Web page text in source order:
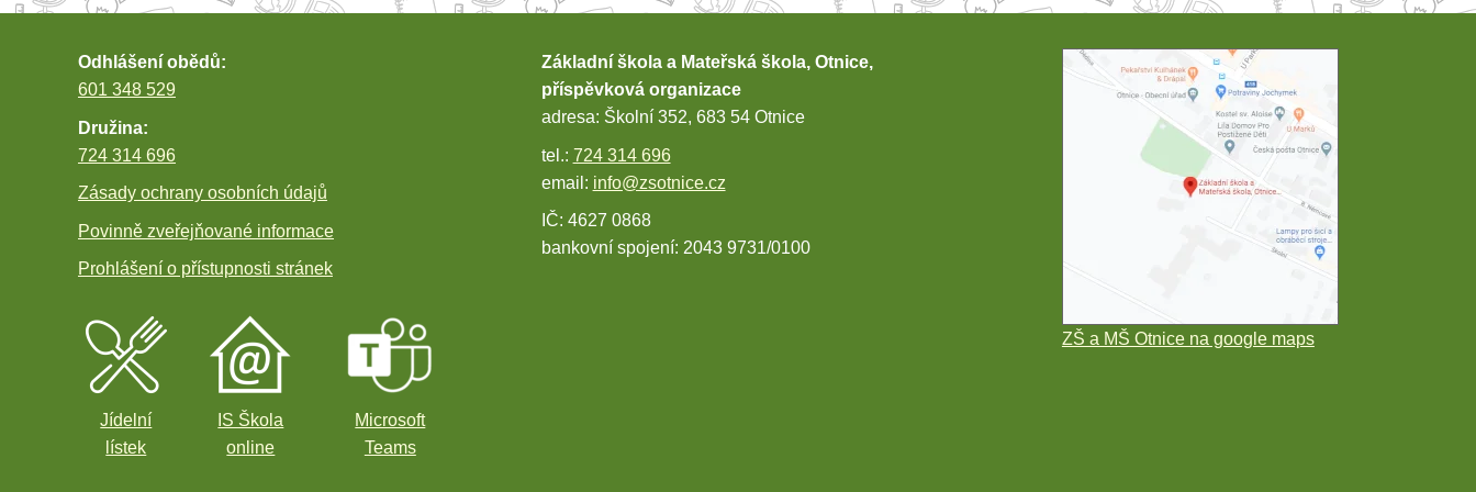
Odhlášení obědů:
601 348 529
Družina:
724 314 696
Zásady ochrany osobních údajů
Povinně zveřejňované informace
Prohlášení o přístupnosti stránek
Jídelní
lístek
IS Škola
online
Microsoft
Teams
Základní škola a Mateřská škola, Otnice,
příspěvková organizace
adresa: Školní 352, 683 54 Otnice
tel.: 724 314 696
email: info@zsotnice.cz
IČ: 4627 0868
bankovní spojení: 2043 9731/0100
ZŠ a MŠ Otnice na google maps